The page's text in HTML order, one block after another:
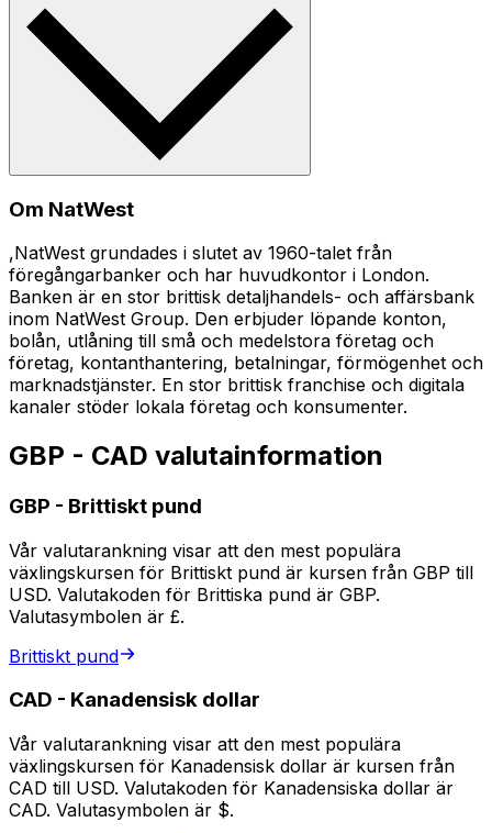
Om NatWest
,NatWest grundades i slutet av 1960-talet från
föregångarbanker och har huvudkontor i London.
Banken är en stor brittisk detaljhandels- och affärsbank
inom NatWest Group. Den erbjuder löpande konton,
bolån, utlåning till små och medelstora företag och
företag, kontanthantering, betalningar, förmögenhet och
marknadstjänster. En stor brittisk franchise och digitala
kanaler stöder lokala företag och konsumenter.
GBP - CAD valutainformation
GBP - Brittiskt pund
Vår valutarankning visar att den mest populära
växlingskursen för Brittiskt pund är kursen från GBP till
USD. Valutakoden för Brittiska pund är GBP.
Valutasymbolen är £.
Brittiskt pund
CAD - Kanadensisk dollar
Vår valutarankning visar att den mest populära
växlingskursen för Kanadensisk dollar är kursen från
CAD till USD. Valutakoden för Kanadensiska dollar är
CAD. Valutasymbolen är $.